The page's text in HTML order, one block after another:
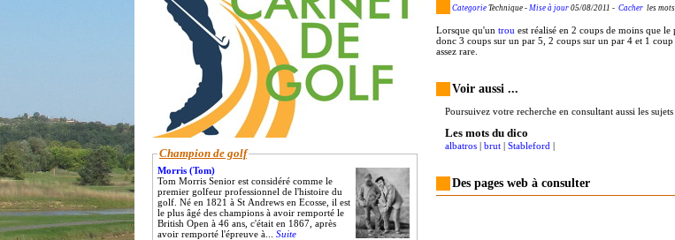
Categorie Technique - Mise à jour 05/08/2011 - Cacher les
Lorsque qu'un trou est réalisé en 2 coups de moins que
donc 3 coups sur un par 5, 2 coups sur un par 4 et 1
assez rare.
Voir aussi ...
Poursuivez votre recherche en consultant aussi les sujets
Les mots du dico
albatros | brut | Stableford |
Des pages web à consulter
Champion de golf
Morris (Tom)
Tom Morris Senior est considéré comme le
premier golfeur professionnel de l'histoire du
golf. Né en 1821 à St Andrews en Ecosse, il est
le plus âgé des champions à avoir remporté le
British Open à 46 ans, c'était en 1867, après
avoir remporté l'épreuve à... Suite